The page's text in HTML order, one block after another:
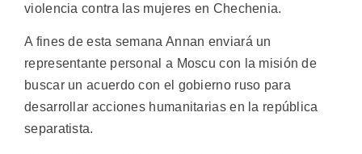
violencia contra las mujeres en Chechenia.
A fines de esta semana Annan enviará un
representante personal a Moscu con la misión de
buscar un acuerdo con el gobierno ruso para
desarrollar acciones humanitarias en la república
separatista.